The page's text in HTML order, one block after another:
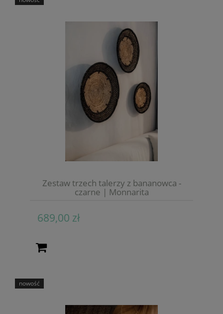
Zestaw trzech talerzy z bananowca -
czarne | Monnarita
689,00 zł
nowość